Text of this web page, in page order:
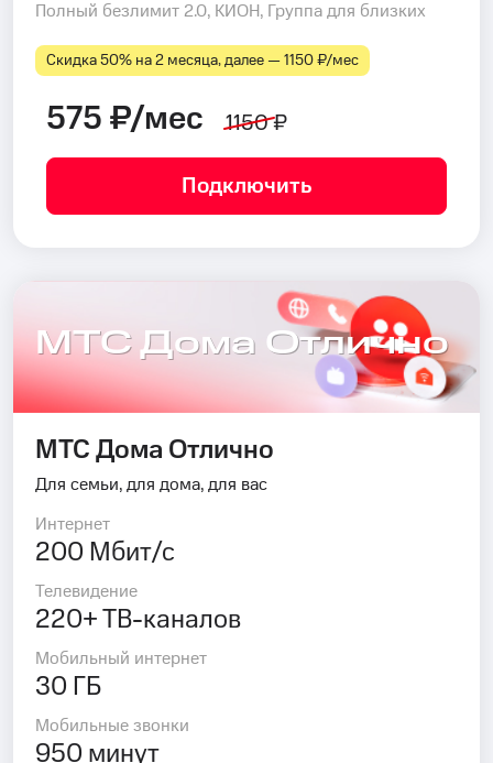
Полный безлимит 2.0, КИОН, Группа для близких
Скидка 50% на 2 месяца, далее — 1150 ₽⁠/⁠мес
575 ₽/мес 1150 ₽
Подключить
МТС Дома Отлично
МТС Дома Отлично
Для семьи, для дома, для вас
Интернет
200 Мбит/с
Телевидение
220+ ТВ-каналов
Мобильный интернет
30 ГБ
Мобильные звонки
950 минут